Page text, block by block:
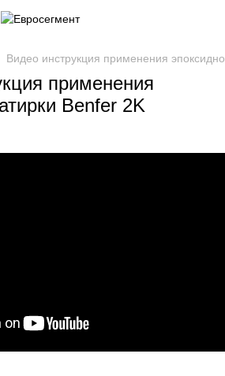
Видео инструкция применения
применения
Benfer 2K